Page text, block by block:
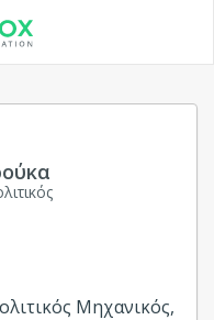
Μηχανικός,